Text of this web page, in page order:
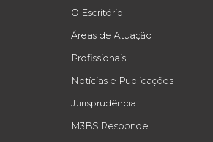
O Escritório
Áreas de Atuação
Profissionais
Notícias e Publicações
Jurisprudência
M3BS Responde